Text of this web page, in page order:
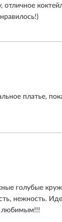
отличное
платье,
голубые
нежность.
любимым!!!